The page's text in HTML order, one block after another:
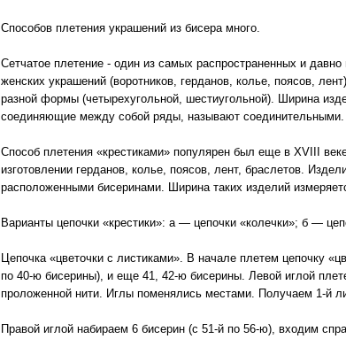
Способов плетения украшений из бисера много.
Сетчатое плетение - один из самых распространенных и
женских украшений (воротников, герданов, колье, поясов,
разной формы (четырехугольной, шестиугольной). Ширина
соединяющие между собой ряды, называют
Способ плетения «крестиками» популярен был еще в XVIII
изготовлении герданов, колье, поясов, лент, браслетов.
расположенными бисеринами. Ширина таких изделий
Варианты цепочки «крестики»: а — цепочки «колечки»; б —
Цепочка «цветочки с листиками». В начале плетем цепочку
по 40-ю бисерины), и еще 41, 42-ю бисерины. Левой иглой
проложенной нити. Иглы поменялись местами. Получаем 1-й
Правой иглой набираем 6 бисерин (с 51-й по 56-ю), входим